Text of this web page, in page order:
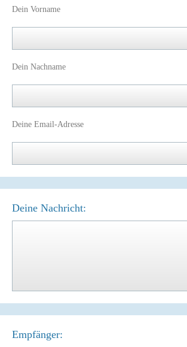
Dein Vorname
Dein Nachname
Deine Email-Adresse
Deine Nachricht:
Empfänger: